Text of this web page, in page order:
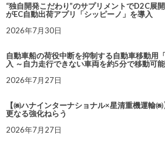
“独自開発こだわり”のサプリメントでD2C展
がEC自動出荷アプリ「シッピーノ」を導入
2026年7月30日
自動車船の荷役中断を抑制する自動車移動用
入 ～自力走行できない車両を約5分で移動可
2026年7月27日
【㈱ハナインターナショナル×星清重機運輸
更なる強化ねらう
2026年7月27日